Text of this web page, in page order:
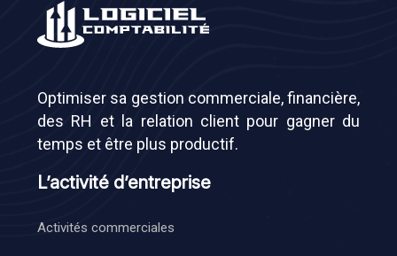
Optimiser sa gestion commerciale, financière,
des RH et la relation client pour gagner du
temps et être plus productif.
L’activité d’entreprise
Activités commerciales